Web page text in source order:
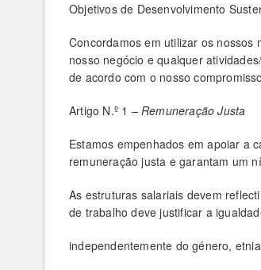
Objetivos de Desenvolvimento
Concordamos em utilizar os
nosso negócio e qualquer
de acordo com o nosso
Artigo N.º 1 – Remuneração Justa
Estamos empenhados em apoiar a
remuneração justa e garantam um
As estruturas salariais devem
de trabalho deve justificar a
independentemente do género,